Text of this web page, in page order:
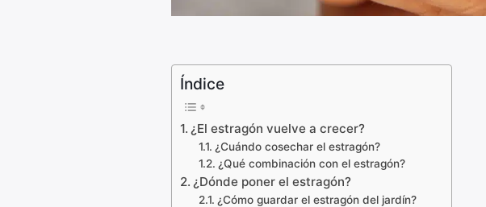
Índice
¿El estragón vuelve a crecer?
¿Cuándo cosechar el estragón?
¿Qué combinación con el estragón?
¿Dónde poner el estragón?
¿Cómo guardar el estragón del jardín?